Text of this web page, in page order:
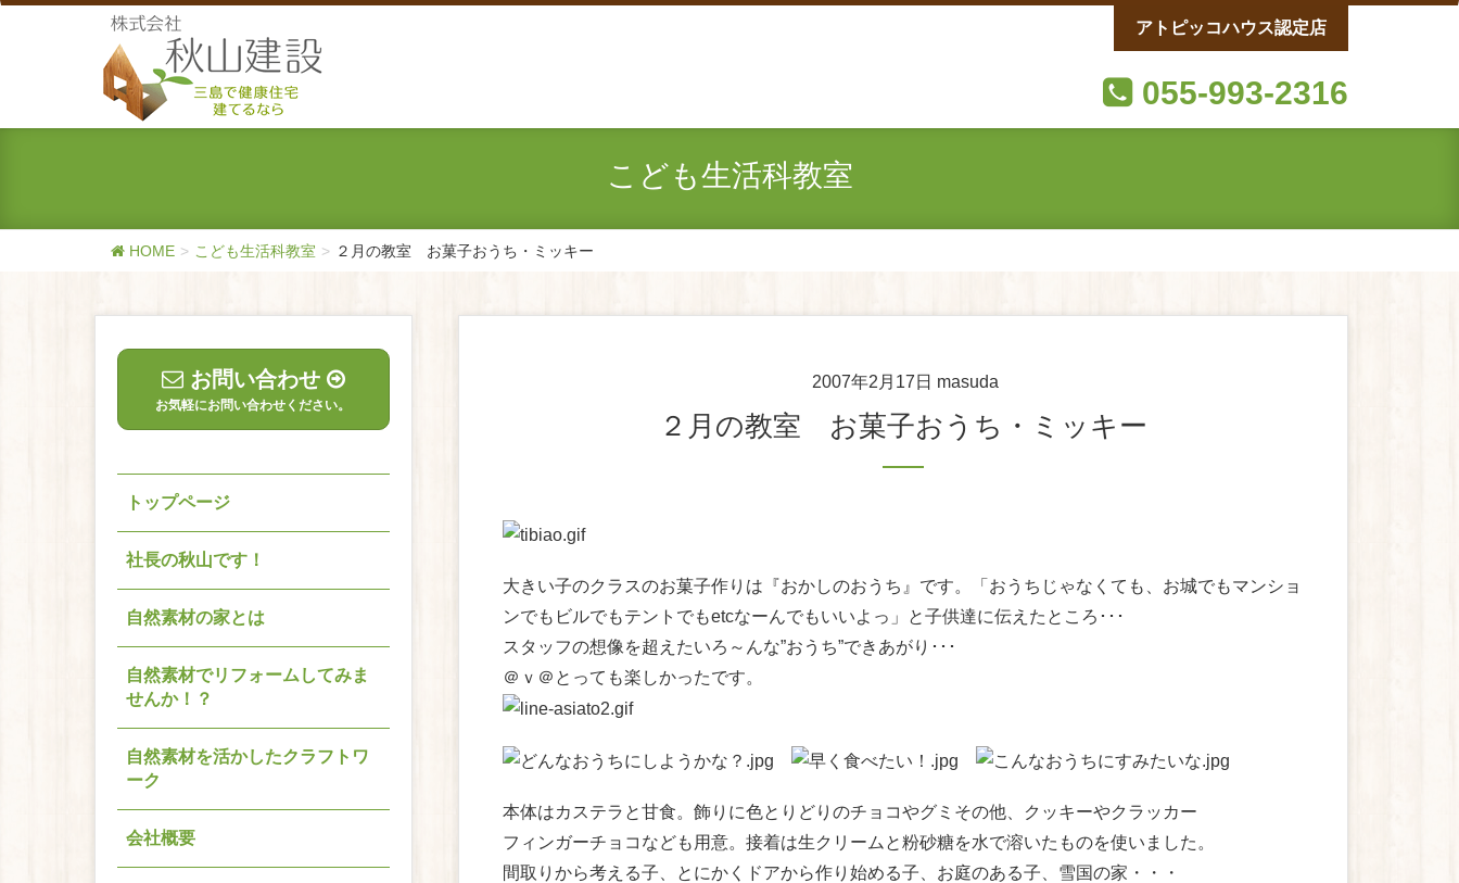
055-993-2316
アトピッコハウス認定店
こども生活科教室
HOME こども生活科教室 ２月の教室 お菓子おうち・ミッキー
2007年2月17日 masuda
２月の教室 お菓子おうち・ミッキー
大きい子のクラスのお菓子作りは『おかしのおうち』です。「おうちじゃなくても、お城でもマンショ
ンでもビルでもテントでもetcなーんでもいいよっ」と子供達に伝えたところ･･･
スタッフの想像を超えたいろ～んな”おうち”できあがり･･･
＠ｖ＠とっても楽しかったです。
本体はカステラと甘食。飾りに色とりどりのチョコやグミその他、クッキーやクラッカー
フィンガーチョコなども用意。接着は生クリームと粉砂糖を水で溶いたものを使いました。
間取りから考える子、とにかくドアから作り始める子、お庭のある子、雪国の家・・・
お問い合わせ
お気軽にお問い合わせください。
トップページ
社長の秋山です！
自然素材の家とは
自然素材でリフォームしてみま
せんか！？
自然素材を活かしたクラフトワ
ーク
会社概要